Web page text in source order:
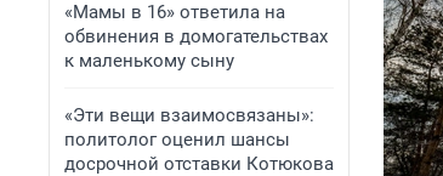
«Мамы в 16» ответила на
обвинения в домогательствах
к маленькому сыну
«Эти вещи взаимосвязаны»:
политолог оценил шансы
досрочной отставки Котюкова